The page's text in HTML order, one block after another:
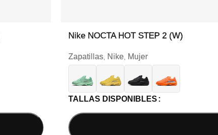
Nike NOCTA HOT STEP 2 (W)
Zapatillas, Nike, Mujer
TALLAS DISPONIBLES